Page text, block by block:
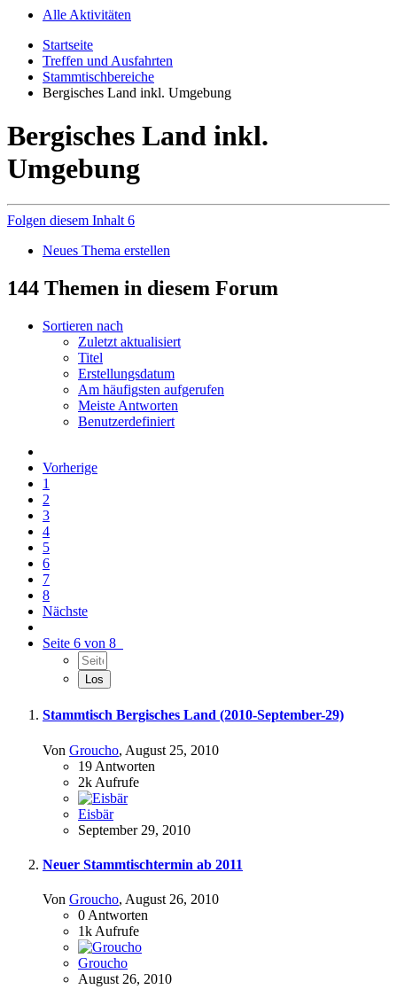
Alle Aktivitäten
Startseite
Treffen und Ausfahrten
Stammtischbereiche
Bergisches Land inkl. Umgebung
Bergisches Land inkl.
Umgebung
Folgen diesem Inhalt 6
Neues Thema erstellen
144 Themen in diesem Forum
Sortieren nach
Zuletzt aktualisiert
Titel
Erstellungsdatum
Am häufigsten aufgerufen
Meiste Antworten
Benutzerdefiniert
Vorherige
1
2
3
4
5
6
7
8
Nächste
Seite 6 von 8
Stammtisch Bergisches Land (2010-September-29)
Von Groucho, August 25, 2010
19 Antworten
2k Aufrufe
Eisbär
September 29, 2010
Neuer Stammtischtermin ab 2011
Von Groucho, August 26, 2010
0 Antworten
1k Aufrufe
Groucho
August 26, 2010